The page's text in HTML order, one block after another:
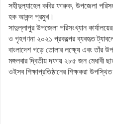
সহীদুল্যাহেল কবির ফারুক, উপজেলা
হক আকন্দ প্রমুখ।
সাদুল্লাপুর উপজেলা পরিসংখ্যান
ও গৃহগণনা ২০২১ প্রকল্পের ব্যবহৃত ট্যাবলেট
বাংলাদেশ গড়ে তোলার লক্ষ্যে এবং তাঁর
মঙ্গলবার দ্বিতীয় দফায় ২৮৫ জন মেধাবী
ওইসব শিক্ষাপ্রতিষ্ঠানের শিক্ষকরা